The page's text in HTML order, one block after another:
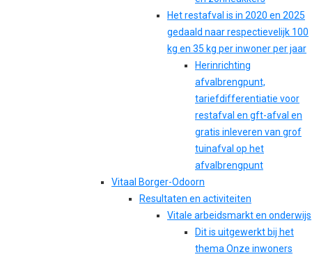
Het restafval is in 2020 en 2025
gedaald naar respectievelijk 100
kg en 35 kg per inwoner per jaar
Herinrichting
afvalbrengpunt,
tariefdifferentiatie voor
restafval en gft-afval en
gratis inleveren van grof
tuinafval op het
afvalbrengpunt
Vitaal Borger-Odoorn
Resultaten en activiteiten
Vitale arbeidsmarkt en onderwijs
Dit is uitgewerkt bij het
thema Onze inwoners